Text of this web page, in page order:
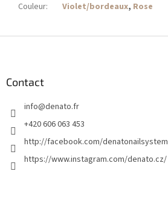
Couleur: Violet/bordeaux, Rose
Contact
info@denato.fr
+420 606 063 453
http://facebook.com/denatonailsystem
https://www.instagram.com/denato.cz/